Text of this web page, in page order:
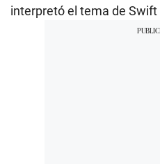
interpretó el tema de Swift